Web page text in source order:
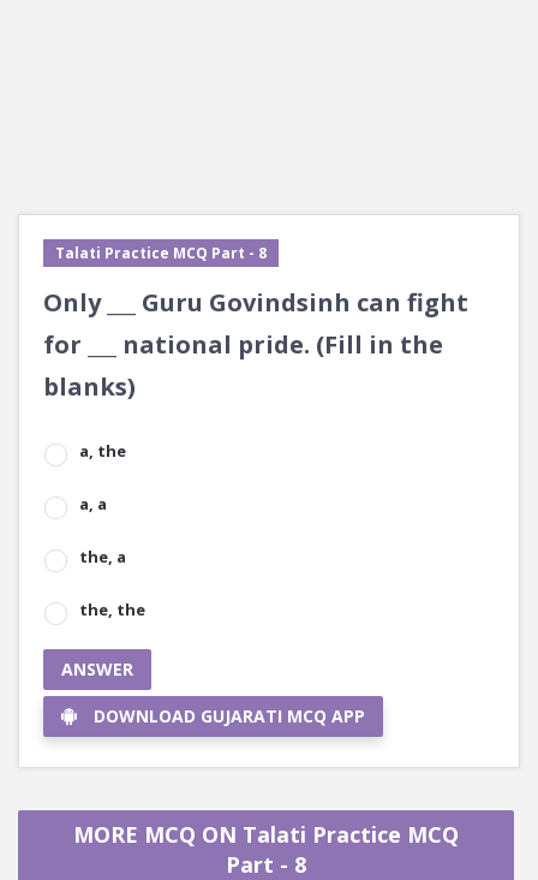
Talati Practice MCQ Part - 8
Only ___ Guru Govindsinh can fight
for ___ national pride. (Fill in the
blanks)
a, the
a, a
the, a
the, the
ANSWER
DOWNLOAD GUJARATI MCQ APP
MORE MCQ ON Talati Practice MCQ
Part - 8